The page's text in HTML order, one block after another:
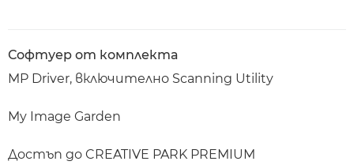
Софтуер от комплекта
MP Driver, включително Scanning Utility
My Image Garden
Достъп до CREATIVE PARK PREMIUM